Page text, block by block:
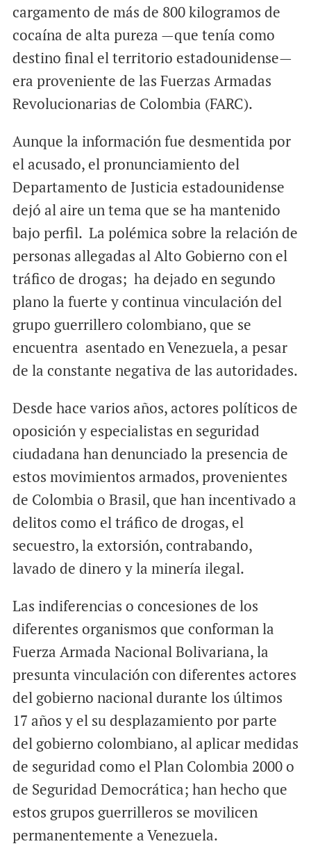
cargamento de más de 800 kilogramos de
cocaína de alta pureza —que tenía como
destino final el territorio estadounidense—
era proveniente de las Fuerzas Armadas
Revolucionarias de Colombia (FARC).
Aunque la información fue desmentida por
el acusado, el pronunciamiento del
Departamento de Justicia estadounidense
dejó al aire un tema que se ha mantenido
bajo perfil. La polémica sobre la relación de
personas allegadas al Alto Gobierno con el
tráfico de drogas; ha dejado en segundo
plano la fuerte y continua vinculación del
grupo guerrillero colombiano, que se
encuentra asentado en Venezuela, a pesar
de la constante negativa de las autoridades.
Desde hace varios años, actores políticos de
oposición y especialistas en seguridad
ciudadana han denunciado la presencia de
estos movimientos armados, provenientes
de Colombia o Brasil, que han incentivado a
delitos como el tráfico de drogas, el
secuestro, la extorsión, contrabando,
lavado de dinero y la minería ilegal.
Las indiferencias o concesiones de los
diferentes organismos que conforman la
Fuerza Armada Nacional Bolivariana, la
presunta vinculación con diferentes actores
del gobierno nacional durante los últimos
17 años y el su desplazamiento por parte
del gobierno colombiano, al aplicar medidas
de seguridad como el Plan Colombia 2000 o
de Seguridad Democrática; han hecho que
estos grupos guerrilleros se movilicen
permanentemente a Venezuela.